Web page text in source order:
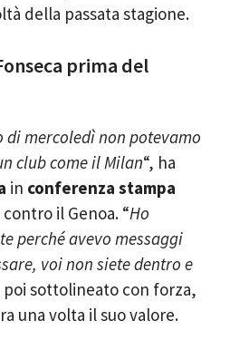
della passata stagione.
prima del
di mercoledì non potevamo
club come il Milan“, ha
in conferenza stampa
il Genoa. “Ho
perché avevo messaggi
voi non siete dentro e
poi sottolineato con forza,
una volta il suo valore.